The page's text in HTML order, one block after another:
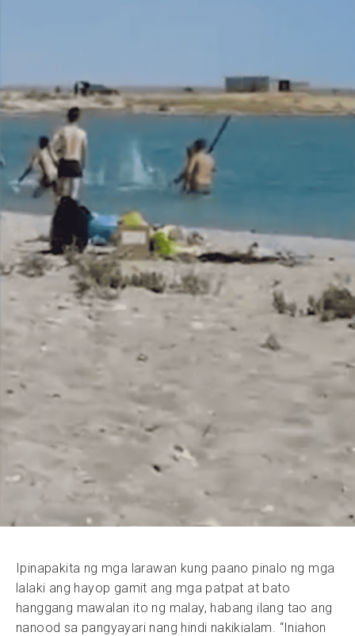
Ipinapakita ng mga larawan kung paano pinalo ng mga
lalaki ang hayop gamit ang mga patpat at bato
hanggang mawalan ito ng malay, habang ilang tao ang
nanood sa pangyayari nang hindi nakikialam. “Iniahon